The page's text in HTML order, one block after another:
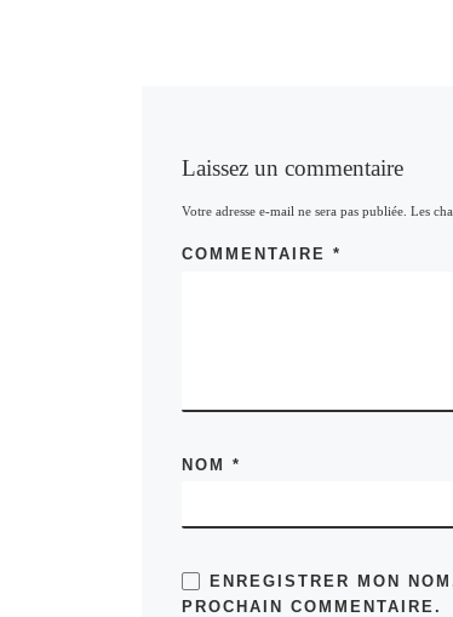
Laissez un commentaire
Votre adresse e-mail ne sera pas publiée. Les
COMMENTAIRE *
NOM *
ENREGISTRER MON
PROCHAIN COMMENTAIRE.